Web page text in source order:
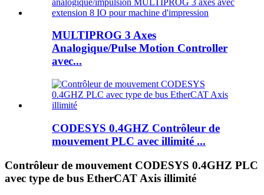
MULTIPROG 3 Axes
Analogique/Pulse Motion Controller
avec...
CODESYS 0.4GHZ Contrôleur de
mouvement PLC avec illimité ...
Contrôleur de mouvement CODESYS 0.4GHZ PLC
avec type de bus EtherCAT Axis illimité